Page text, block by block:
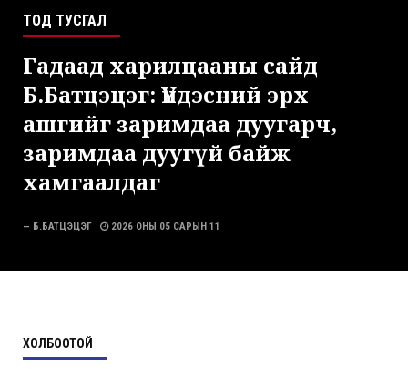
ТОД ТУСГАЛ
Гадаад харилцааны сайд
Б.Батцэцэг: Үндэсний эрх
ашгийг заримдаа дуугарч,
заримдаа дуугүй байж
хамгаалдаг
— Б.БАТЦЭЦЭГ 2026 ОНЫ 05 САРЫН 11
ХОЛБООТОЙ